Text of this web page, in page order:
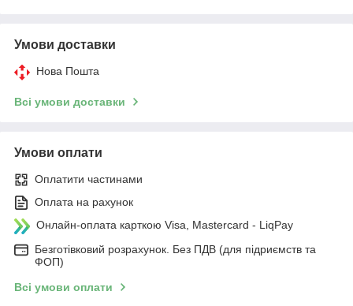
Умови доставки
Нова Пошта
Всі умови доставки
Умови оплати
Оплатити частинами
Оплата на рахунок
Онлайн-оплата карткою Visa, Mastercard - LiqPay
Безготівковий розрахунок. Без ПДВ (для підриємств та
ФОП)
Всі умови оплати